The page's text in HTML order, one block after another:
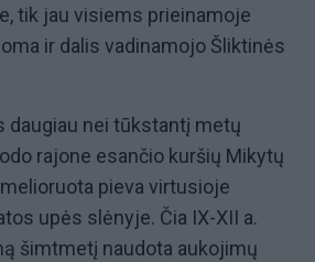
tik jau visiems prieinamoje
ir dalis vadinamojo Šliktinės
daugiau nei tūkstantį metų
rajone esančio kuršių Mikytų
pieva virtusioje
upės slėnyje. Čia IX-XII a.
šimtmetį naudota aukojimų